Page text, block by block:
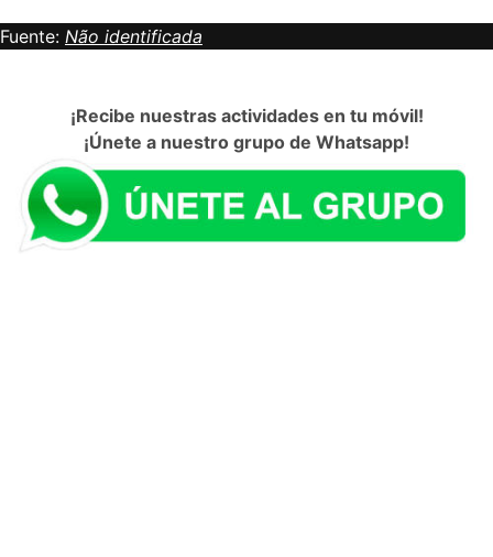
Fuente: Não identificada
¡Recibe nuestras actividades en tu móvil!
¡Únete a nuestro grupo de Whatsapp!